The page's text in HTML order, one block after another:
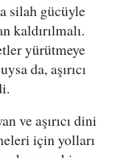
silah gücüyle
kaldırılmalı.
yürütmeye
da, aşırıcı
ve aşırıcı dini
için yolları